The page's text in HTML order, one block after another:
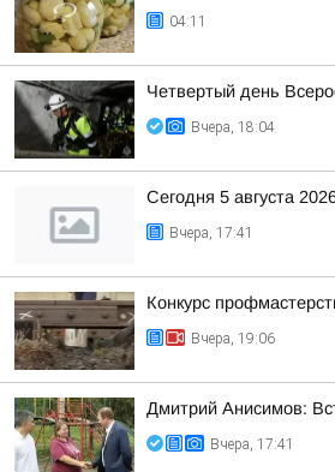
04:11
Четвертый день
Вчера, 18:04
Сегодня 5 августа
Вчера, 17:41
Конкурс
Вчера, 19:06
Дмитрий Анисимов:
Вчера, 17:41